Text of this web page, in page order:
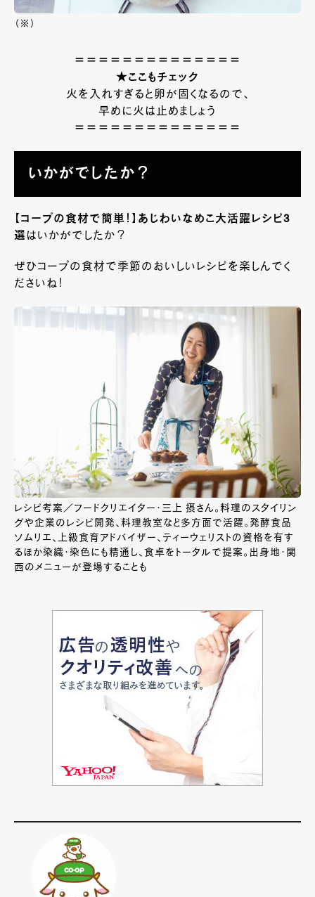
（※）
＝＝＝＝＝＝＝＝＝＝＝＝＝＝
★ここもチェック
火を入れすぎると卵が固くなるので、
早めに火は止めましょう
＝＝＝＝＝＝＝＝＝＝＝＝＝＝
いかがでしたか？
【コープの食材で簡単！】あじわいなめこ大活躍レシピ3
選 はいかがでしたか？
ぜひコープの食材で季節のおいしいレシピを楽しんでく
ださいね！
レシピ考案／フードクリエイター・三上 摂さん。料理のスタイリン
グや企業のレシピ開発、料理教室など多方面で活躍。発酵食品
ソムリエ、上級食育アドバイザー、ティーウェリストの資格を有す
るほか染織・染色にも精通し、食卓をトータルで提案。出身地・関
西のメニューが登場することも